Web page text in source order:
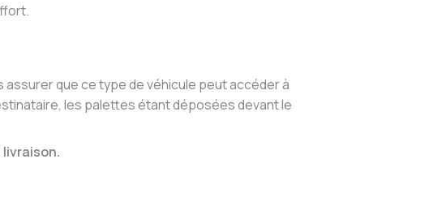
assurer que ce type de véhicule peut accéder à
les palettes étant déposées devant le